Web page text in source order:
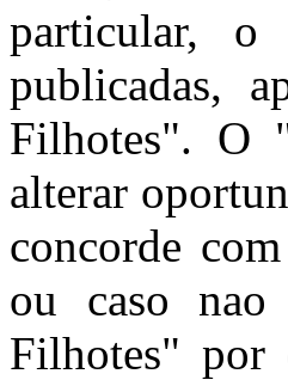
particular,
publicadas,
Filhotes". O
alterar
concorde
ou caso
Filhotes" por